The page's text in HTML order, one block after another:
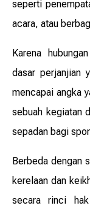
seperti
acara, atau
Karena
dasar perjanjian
mencapai angka
sebuah kegiatan
sepadan bagi
Berbeda dengan
kerelaan dan
secara rinci